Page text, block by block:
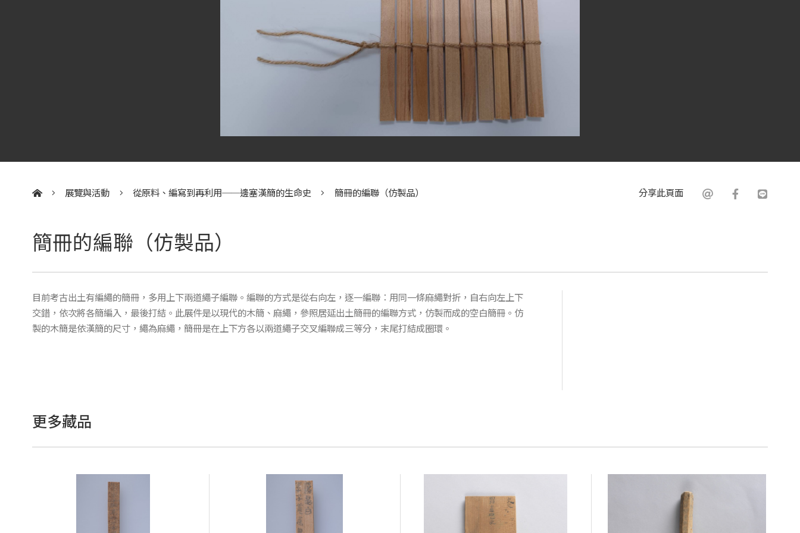
展覽與活動 從原料、編寫到再利用──邊塞漢簡的生命史 簡冊的編聯（仿製品） 分享此頁面
簡冊的編聯（仿製品）
目前考古出土有編繩的簡冊，多用上下兩道繩子編聯。編聯的方式是從右向左，逐一編聯：用同一條麻繩對折，自右向左上下
交錯，依次將各簡編入，最後打結。此展件是以現代的木簡、麻繩，參照居延出土簡冊的編聯方式，仿製而成的空白簡冊。仿
製的木簡是依漢簡的尺寸，繩為麻繩，簡冊是在上下方各以兩道繩子交叉編聯成三等分，末尾打結成圈環。
更多藏品